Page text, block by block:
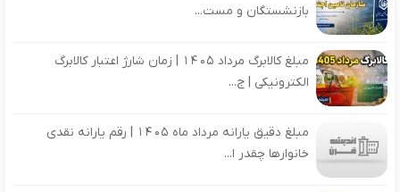
بازنشستگان و مست...
مبلغ کالابرگ مرداد 1405 | زمان شارژ اعتبار کالابرگ
الکترونیکی | ج...
مبلغ دقیق یارانه مرداد ماه 1405 | رقم یارانه نقدی
خانوارها چقدر ا...